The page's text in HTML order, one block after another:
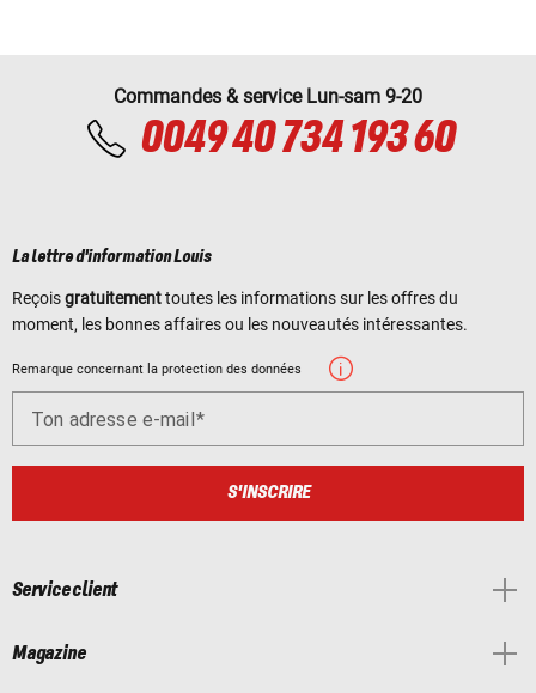
Commandes & service Lun-sam 9-20
0049 40 734 193 60
La lettre d'information Louis
Reçoisgratuitementtoutes les informations sur les offres du
moment, les bonnes affaires ou les nouveautés intéressantes.
Remarque concernant la protection des données
Ton adresse e-mail
S'INSCRIRE
Service client
Magazine